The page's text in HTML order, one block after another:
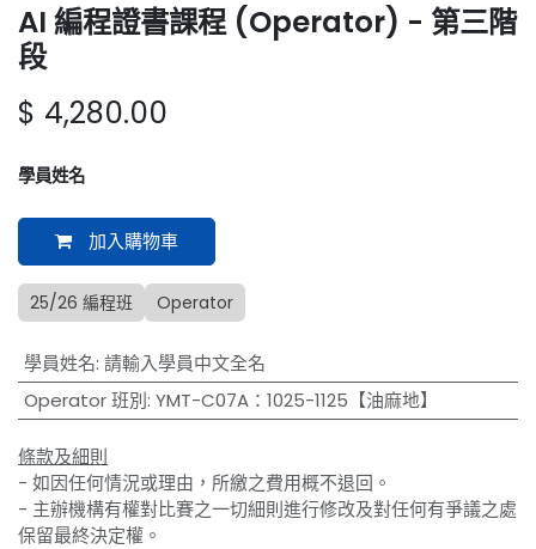
AI 編程證書課程 (Operator) - 第三階
段
$ 4,280.00
學員姓名
加入購物車
25/26 編程班 Operator
學員姓名: 請輸入學員中文全名
Operator 班別: YMT-C07A：1025-1125【油麻地】
條款及細則
- 如因任何情況或理由，所繳之費用概不退回。
- 主辦機構有權對比賽之一切細則進行修改及對任何有爭議之處
保留最終決定權。